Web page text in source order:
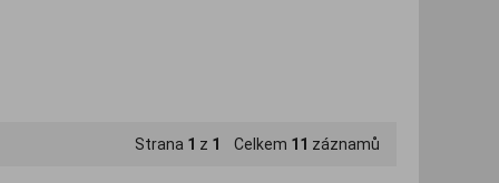
Strana 1 z 1 Celkem 11 záznamů